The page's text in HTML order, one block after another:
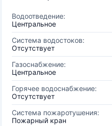
Водоотведение:
Центральное
Система водостоков:
Отсутствует
Газоснабжение:
Центральное
Горячее водоснабжение:
Отсутствует
Система пожаротушения:
Пожарный кран